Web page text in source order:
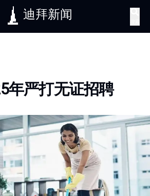
迪拜新闻
年严打无证招聘